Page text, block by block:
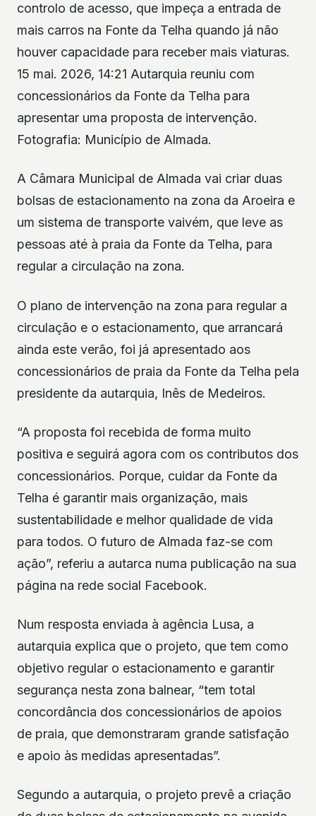
controlo de acesso, que impeça a entrada de
mais carros na Fonte da Telha quando já não
houver capacidade para receber mais viaturas.
15 mai. 2026, 14:21 Autarquia reuniu com
concessionários da Fonte da Telha para
apresentar uma proposta de intervenção.
Fotografia: Município de Almada.
A Câmara Municipal de Almada vai criar duas
bolsas de estacionamento na zona da Aroeira e
um sistema de transporte vaivém, que leve as
pessoas até à praia da Fonte da Telha, para
regular a circulação na zona.
O plano de intervenção na zona para regular a
circulação e o estacionamento, que arrancará
ainda este verão, foi já apresentado aos
concessionários de praia da Fonte da Telha pela
presidente da autarquia, Inês de Medeiros.
“A proposta foi recebida de forma muito
positiva e seguirá agora com os contributos dos
concessionários. Porque, cuidar da Fonte da
Telha é garantir mais organização, mais
sustentabilidade e melhor qualidade de vida
para todos. O futuro de Almada faz-se com
ação”, referiu a autarca numa publicação na sua
página na rede social Facebook.
Num resposta enviada à agência Lusa, a
autarquia explica que o projeto, que tem como
objetivo regular o estacionamento e garantir
segurança nesta zona balnear, “tem total
concordância dos concessionários de apoios
de praia, que demonstraram grande satisfação
e apoio às medidas apresentadas”.
Segundo a autarquia, o projeto prevê a criação